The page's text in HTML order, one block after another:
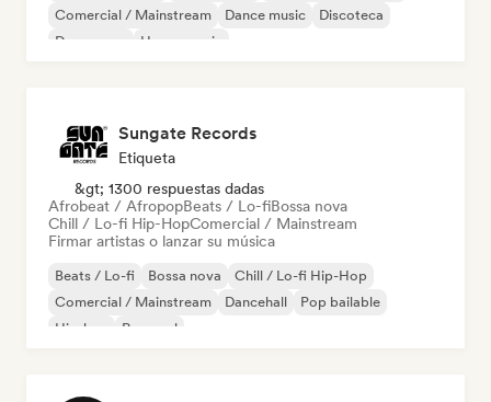
Comercial / Mainstream
Dance music
Discoteca
Dream pop
House music
Sungate Records
Etiqueta
&gt; 1300 respuestas dadas
Afrobeat / AfropopBeats / Lo-fiBossa nova
Chill / Lo-fi Hip-HopComercial / Mainstream
Firmar artistas o lanzar su música
Beats / Lo-fi Bossa nova
Chill / Lo-fi Hip-Hop
Comercial / Mainstream
Dancehall
Pop bailable
Hip-hop
Pop soul